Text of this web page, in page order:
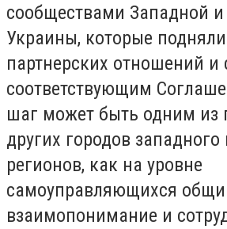
сообществами Западной и
Украины, которые
партнерских отношений и
соответствующим
шаг может быть одним из
других городов западного
регионов, как на уровне
самоуправляющихся
взаимопонимание и